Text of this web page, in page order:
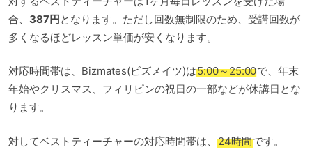
合、 387円となります。ただし回数無制限のため、受講回数が
多くなるほどレッスン単価が安くなります。
対応時間帯は、Bizmates(ビズメイツ)は5:00～25:00で、年末
年始やクリスマス、フィリピンの祝日の一部などが休講日とな
ります。
対してベストティーチャーの対応時間帯は、 24時間です。